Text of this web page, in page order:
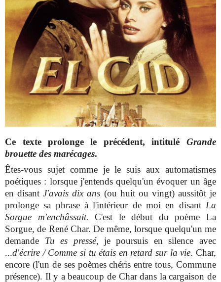
Ce texte prolonge le précédent, intitulé Grande
brouette des marécages.
Êtes-vous sujet comme je le suis aux automatismes
poétiques : lorsque j'entends quelqu'un évoquer un âge
en disantJ'avais dix ans (ou huit ou vingt) aussitôt je
prolonge sa phrase à l'intérieur de moi en disant La
Sorgue m'enchâssait. C'est le début du poème La
Sorgue, de René Char. De même, lorsque quelqu'un me
demande Tu es pressé, je poursuis en silence avec
...d'écrire / Comme si tu étais en retard sur la vie. Char,
encore (l'un de ses poèmes chéris entre tous, Commune
présence). Il y a beaucoup de Char dans la cargaison de